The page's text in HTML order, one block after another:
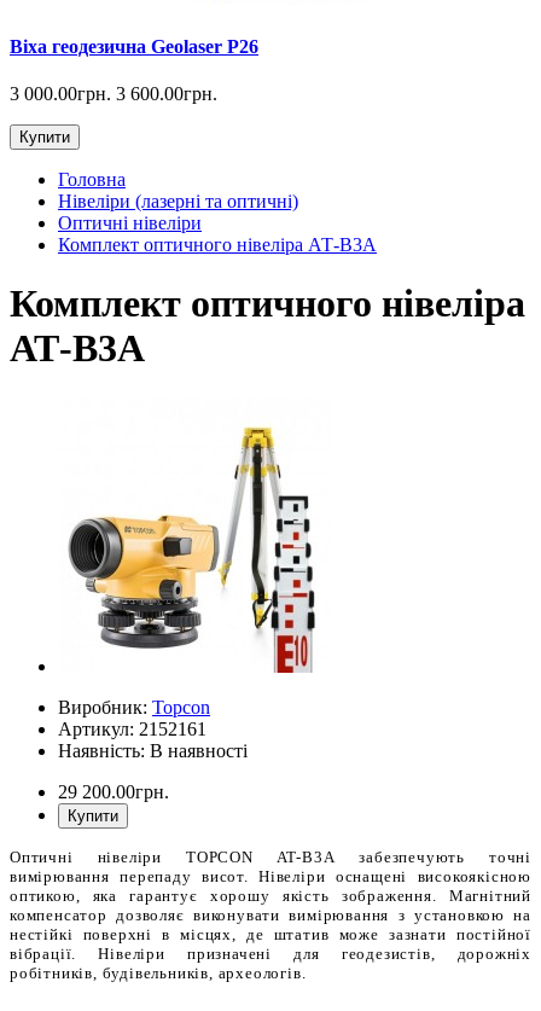
Віха геодезична Geolaser P26
3 000.00грн. 3 600.00грн.
Купити
Головна
Нівеліри (лазерні та оптичні)
Оптичні нівеліри
Комплект оптичного нівеліра АТ-В3А
Комплект оптичного нівеліра
АТ-В3А
Виробник: Topcon
Артикул: 2152161
Наявність: В наявності
29 200.00грн.
Купити
Оптичні нівеліри TOPCON AT-B3А забезпечують точні
вимірювання перепаду висот. Нівеліри оснащені високоякісною
оптикою, яка гарантує хорошу якість зображення. Магнітний
компенсатор дозволяє виконувати вимірювання з установкою на
нестійкі поверхні в місцях, де штатив може зазнати постійної
вібрації. Нівеліри призначені для геодезистів, дорожніх
робітників, будівельників, археологів.